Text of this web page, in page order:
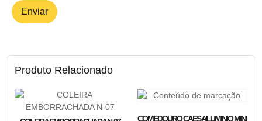
Produto Relacionado
COMEDOURO CAES ALUMINIO MINI